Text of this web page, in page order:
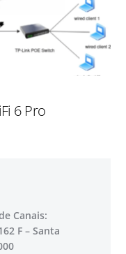
6 Pro
Canais:
F – Santa